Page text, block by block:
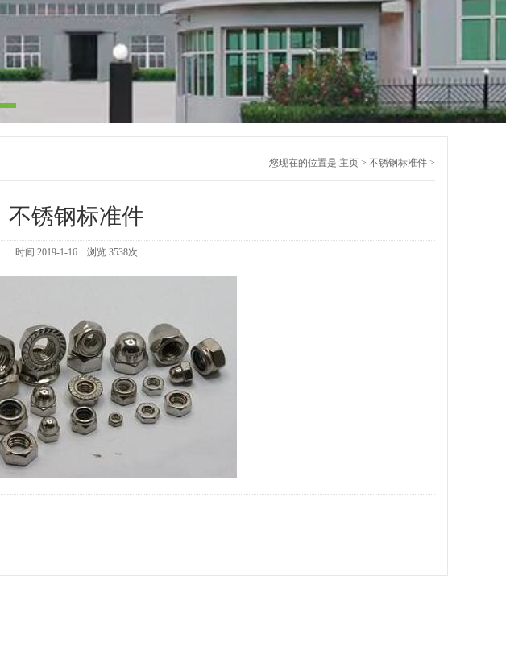
您现在的位置是:主页 > 不锈钢标准件 >
不锈钢标准件
时间:2019-1-16 浏览:3538次